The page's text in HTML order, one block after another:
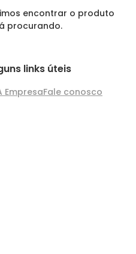
encontrar o produto
procurando.
links úteis
EmpresaFale conosco